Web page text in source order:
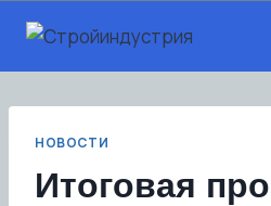
содержанию
НОВОСТИ
Итоговая